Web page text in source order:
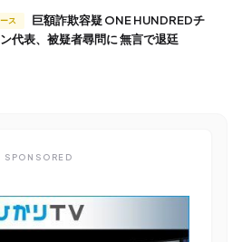
ス
代表、被疑者尋問に 無言で退廷
SPONSORED